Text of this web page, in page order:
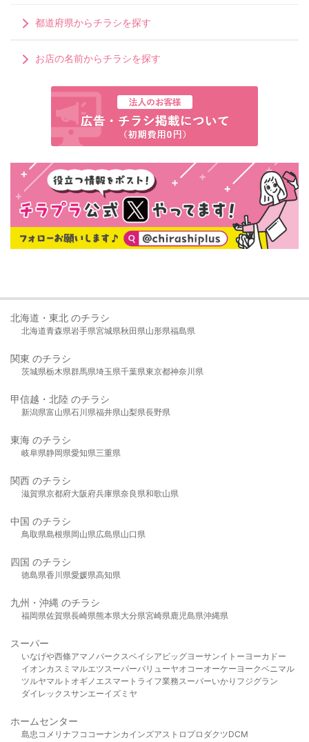
都道府県からチラシを探す
お店の名前からチラシを探す
北海道・東北 のチラシ
北海道青森県岩手県宮城県秋田県山形県福島県
関東 のチラシ
茨城県栃木県群馬県埼玉県千葉県東京都神奈川県
甲信越・北陸 のチラシ
新潟県富山県石川県福井県山梨県長野県
東海 のチラシ
岐阜県静岡県愛知県三重県
関西 のチラシ
滋賀県京都府大阪府兵庫県奈良県和歌山県
中国 のチラシ
鳥取県島根県岡山県広島県山口県
四国 のチラシ
徳島県香川県愛媛県高知県
九州・沖縄 のチラシ
福岡県佐賀県長崎県熊本県大分県宮崎県鹿児島県沖縄県
スーパー
いなげや西條アマノパークスベイシア ビッグヨーサンイトーヨーカドー
イオンカスミ マルエツスーパーバリューヤオコーオーケー ヨークベニマル
ツルヤマルト オギノ エスマート ライフ業務スーパーいかり フジグラン
ダイレックスサンエーイズミヤ
ホームセンター
島忠 コメリ ナフコ コーナンカインズアストロプロダクツDCM